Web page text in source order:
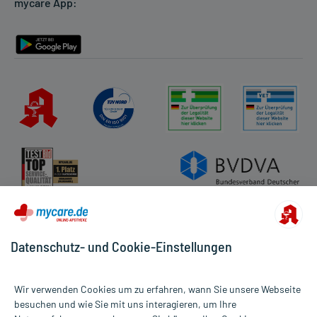
Rückgabe/Widerruf
Datenschutz- und Cookie-Einstellungen
Wir verwenden Cookies um zu erfahren, wann Sie unsere Webseite
besuchen und wie Sie mit uns interagieren, um Ihre